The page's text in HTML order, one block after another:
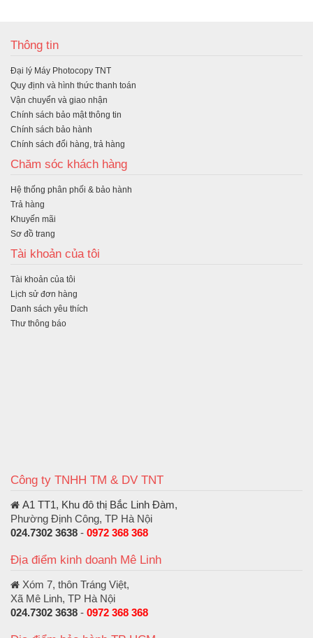
Thông tin
Đại lý Máy Photocopy TNT
Quy định và hình thức thanh toán
Vận chuyển và giao nhận
Chính sách bảo mật thông tin
Chính sách bảo hành
Chính sách đổi hàng, trả hàng
Chăm sóc khách hàng
Hệ thống phân phối & bảo hành
Trả hàng
Khuyến mãi
Sơ đồ trang
Tài khoản của tôi
Tài khoản của tôi
Lịch sử đơn hàng
Danh sách yêu thích
Thư thông báo
Công ty TNHH TM & DV TNT
A1 TT1, Khu đô thị Bắc Linh Đàm,
Phường Định Công, TP Hà Nội
024.7302 3638 - 0972 368 368
Địa điểm kinh doanh Mê Linh
Xóm 7, thôn Tráng Việt,
Xã Mê Linh, TP Hà Nội
024.7302 3638 - 0972 368 368